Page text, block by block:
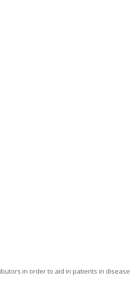
in order to aid in patients in disease